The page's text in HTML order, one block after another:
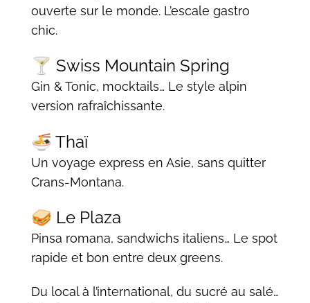
ouverte sur le monde. L’escale gastro
chic.
🍸 Swiss Mountain Spring
Gin & Tonic, mocktails… Le style alpin
version rafraîchissante.
🍜 Thaï
Un voyage express en Asie, sans quitter
Crans-Montana.
🥪 Le Plaza
Pinsa romana, sandwichs italiens… Le spot
rapide et bon entre deux greens.
Du local à l’international, du sucré au salé…